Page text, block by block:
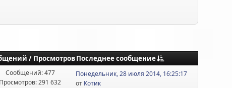
/ ПросмотровПоследнее сообщение
Сообщений: 477
Просмотров: 291 632
Понедельник, 28 июля 2014, 16:25:17
от Котик